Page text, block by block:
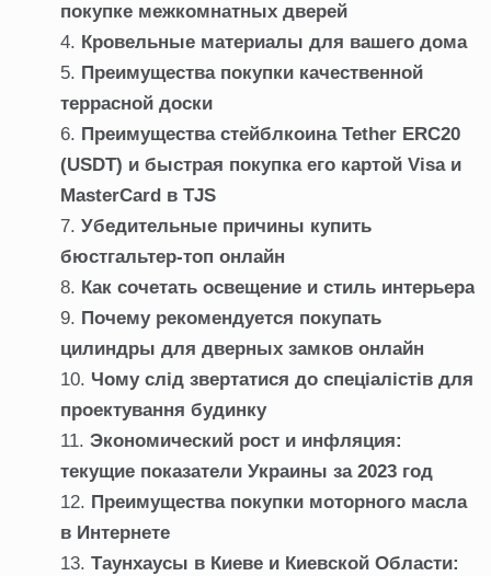
покупке межкомнатных дверей
Кровельные материалы для вашего дома
Преимущества покупки качественной
террасной доски
Преимущества стейблкоина Tether ERC20
(USDT) и быстрая покупка его картой Visa и
MasterCard в TJS
Убедительные причины купить
бюстгальтер-топ онлайн
Как сочетать освещение и стиль интерьера
Почему рекомендуется покупать
цилиндры для дверных замков онлайн
Чому слід звертатися до спеціалістів для
проектування будинку
Экономический рост и инфляция:
текущие показатели Украины за 2023 год
Преимущества покупки моторного масла
в Интернете
Таунхаусы в Киеве и Киевской Области: